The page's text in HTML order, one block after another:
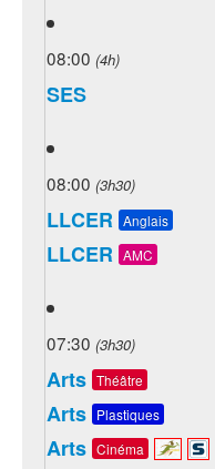
08:00 (4h)
SES
08:00 (3h30)
LLCER Anglais
LLCER AMC
07:30 (3h30)
Arts Théâtre
Arts Plastiques
Arts Cinéma